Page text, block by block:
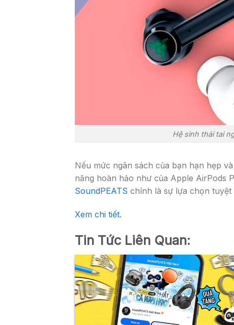
Hệ sinh thái tai
Nếu mức ngân sách của bạn hạn hẹp
năng hoàn hảo như của Apple AirPods
SoundPEATS chính là sự lựa chọn
Xem chi tiết.
Tin Tức Liên Quan: